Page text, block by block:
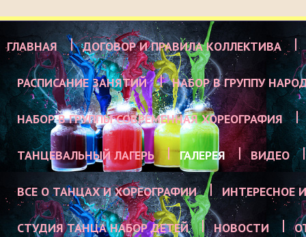
ГЛАВНАЯ ДОГОВОР И ПРАВИЛА КОЛЛЕКТИВА
РАСПИСАНИЕ ЗАНЯТИЙ НАБОР В ГРУППУ
НАБОР В ГРУППЫ СОВРЕМЕННАЯ ХОРЕОГРАФИЯ
ТАНЦЕВАЛЬНЫЙ ЛАГЕРЬ ГАЛЕРЕЯ ВИДЕО
ВСЕ О ТАНЦАХ И ХОРЕОГРАФИИ ИНТЕРЕСНОЕ
СТУДИЯ ТАНЦА НАБОР ДЕТЕЙ НОВОСТИ